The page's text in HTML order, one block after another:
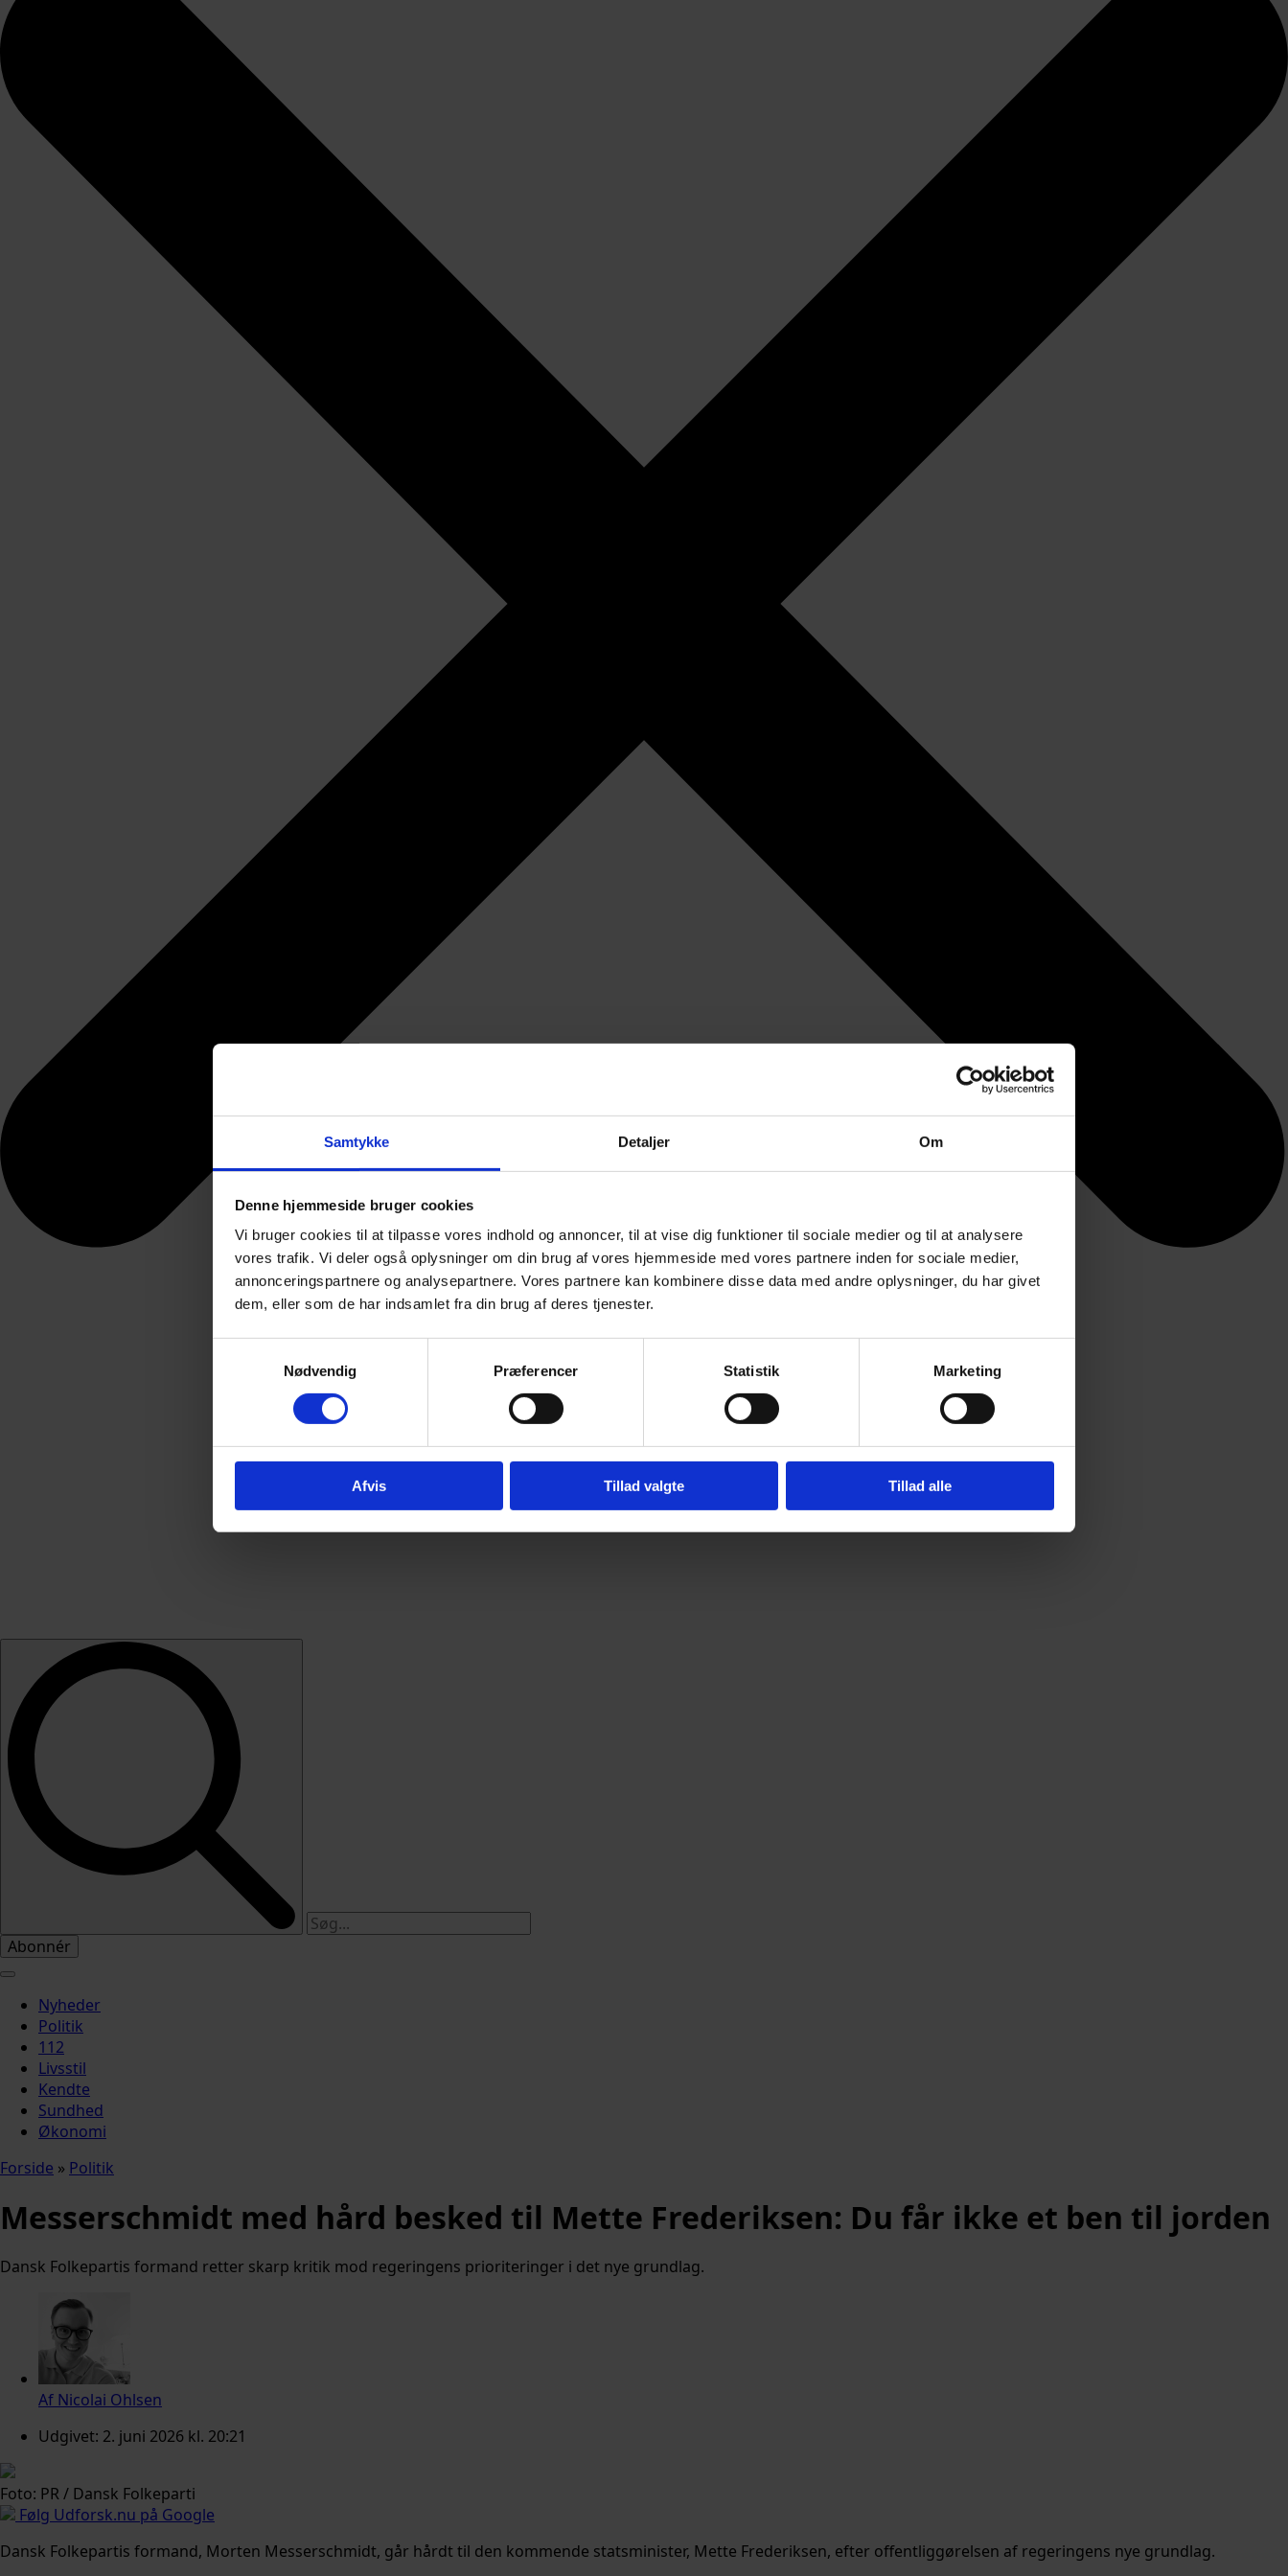
Samtykke Detaljer Om
Denne hjemmeside bruger cookies
Vi bruger cookies til at tilpasse vores indhold og annoncer, til at vise dig funktioner til sociale medier og til at analysere
vores trafik. Vi deler også oplysninger om din brug af vores hjemmeside med vores partnere inden for sociale medier,
annonceringspartnere og analysepartnere. Vores partnere kan kombinere disse data med andre oplysninger, du har givet
dem, eller som de har indsamlet fra din brug af deres tjenester.
Nødvendig
Præferencer Statistik Marketing
Afvis Tillad valgte Tillad alle
Abonnér
Nyheder
Politik
112
Livsstil
Kendte
Sundhed
Økonomi
Forside » Politik
Messerschmidt med hård besked til Mette Frederiksen: Du får ikke et ben til jorden
Dansk Folkepartis formand retter skarp kritik mod regeringens prioriteringer i det nye grundlag.
Af Nicolai Ohlsen
Udgivet: 2. juni 2026 kl. 20:21
Foto: PR / Dansk Folkeparti
Følg Udforsk.nu på Google
Dansk Folkepartis formand, Morten Messerschmidt, går hårdt til den kommende statsminister, Mette Frederiksen, efter offentliggørelsen af regeringens nye grundlag.